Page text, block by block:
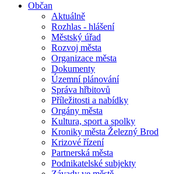
Občan
Aktuálně
Rozhlas - hlášení
Městský úřad
Rozvoj města
Organizace města
Dokumenty
Územní plánování
Správa hřbitovů
Příležitosti a nabídky
Orgány města
Kultura, sport a spolky
Kroniky města Železný Brod
Krizové řízení
Partnerská města
Podnikatelské subjekty